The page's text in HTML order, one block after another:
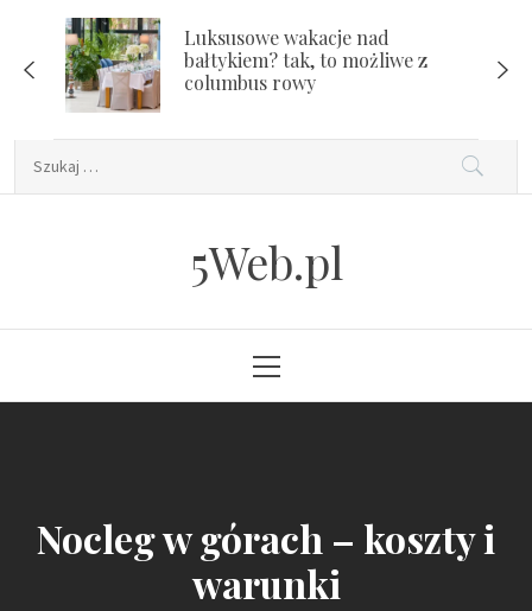
content
Luksusowe wakacje nad
bałtykiem? tak, to możliwe z
columbus rowy
5Web.pl
Menu
Nocleg w górach – koszty i
warunki